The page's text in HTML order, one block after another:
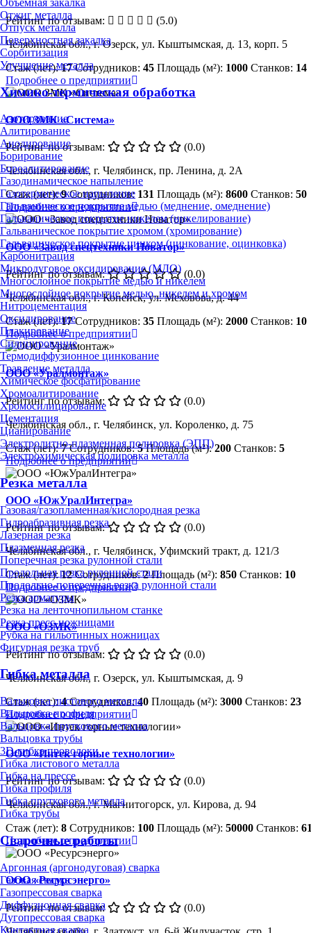
Отжиг металла
Отпуск металла
Поверхностная закалка
Сорбитизация
Улучшение металла
Химико-термическая обработка
Азотирование
Алитирование
Анодирование
Борирование
Бороалитирование
Газодинамическое напыление
Газотермическое напыление
Гальваническое покрытие медью (меднение, омеднение)
Гальваническое покрытие никелем (никелирование)
Гальваническое покрытие хромом (хромирование)
Гальваническое покрытие цинком (цинкование, оцинковка)
Карбонитрация
Микродуговое оксидирование (МДО)
Многослойное покрытие медью и никелем
Многослойное покрытие медью, никелем и хромом
Нитроцементация
Оксидирование
Плакирование
Силицирование
Термодиффузионное цинкование
Травление металла
Химическое фосфатирование
Хромоалитирование
Хромосилицирование
Цементация
Цианирование
Электролитно-плазменная полировка (ЭПП)
Электрохимическая полировка металла
Резка металла
Газовая/газопламенная/кислородная резка
Гидроабразивная резка
Лазерная резка
Плазменная резка
Поперечная резка рулонной стали
Продольная резка рулонной стали
Продольно-поперечная резка рулонной стали
Резка арматуры
Резка на ленточнопильном станке
Резка пресс-ножницами
Рубка на гильотинных ножницах
Фигурная резка труб
Гибка металла
Вальцовка листового металла
Вальцовка профиля
Вальцовка пруткового металла
Вальцовка трубы
3D-гибка проволоки
Гибка листового металла
Гибка на прессе
Гибка профиля
Гибка пруткового металла
Гибка трубы
Сварочные работы
Аргонная (аргонодуговая) сварка
Газовая сварка
Газопрессовая сварка
Диффузионная сварка
Дугопрессовая сварка
Контактная сварка
Рейтинг по отзывам:
(5.0)
Челябинская обл., г. Озерск, ул. Кыштымская, д. 13, корп. 5
Стаж (лет):17 Сотрудников: 45 Площадь (м²): 1000 Станков: 14
Подробнее о предприятии
ООО ЗМК «Система»
Рейтинг по отзывам:
(0.0)
Челябинская обл., г. Челябинск, пр. Ленина, д. 2А
Стаж (лет):9 Сотрудников: 131 Площадь (м²): 8600 Станков: 50
Подробнее о предприятии
ООО «Завод спецтехники Новатор»
Рейтинг по отзывам:
(0.0)
Челябинская обл., г. Копейск, ул. Меховова, д. 44
Стаж (лет):17 Сотрудников: 35 Площадь (м²): 2000 Станков: 10
Подробнее о предприятии
ООО «Уралмонтаж»
Рейтинг по отзывам:
(0.0)
Челябинская обл., г. Челябинск, ул. Короленко, д. 75
Стаж (лет):7 Сотрудников:5 Площадь (м²):200 Станков: 5
Подробнее о предприятии
ООО «ЮжУралИнтегра»
Рейтинг по отзывам:
(0.0)
Челябинская обл., г. Челябинск, Уфимский тракт, д. 121/3
Стаж (лет):12 Сотрудников:2 Площадь (м²): 850 Станков: 10
Подробнее о предприятии
ООО «ОЗМК»
Рейтинг по отзывам:
(0.0)
Челябинская обл., г. Озерск, ул. Кыштымская, д. 9
Стаж (лет):4 Сотрудников:40 Площадь (м²): 3000 Станков: 23
Подробнее о предприятии
ООО «Интек горные технологии»
Рейтинг по отзывам:
(0.0)
Челябинская обл., г. Магнитогорск, ул. Кирова, д. 94
Стаж (лет): 8 Сотрудников: 100 Площадь (м²): 50000 Станков: 61
Подробнее о предприятии
ООО «Ресурсэнерго»
Рейтинг по отзывам:
(0.0)